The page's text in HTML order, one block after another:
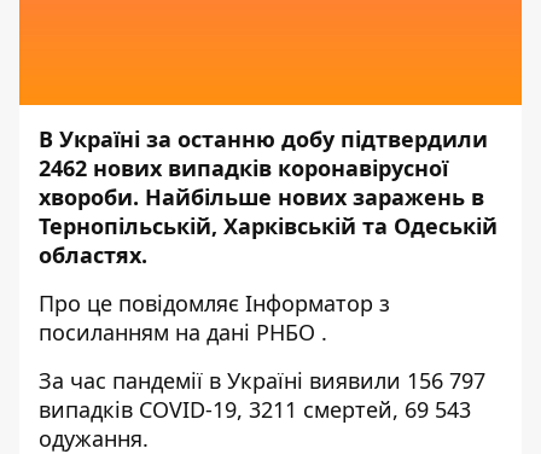
В Україні за останню добу підтвердили
2462 нових випадків коронавірусної
хвороби. Найбільше нових заражень в
Тернопільській, Харківській та Одеській
областях.
Про це повідомляє Інформатор з
посиланням на дані РНБО .
За час пандемії в Україні виявили 156 797
випадків COVID-19, 3211 смертей, 69 543
одужання.